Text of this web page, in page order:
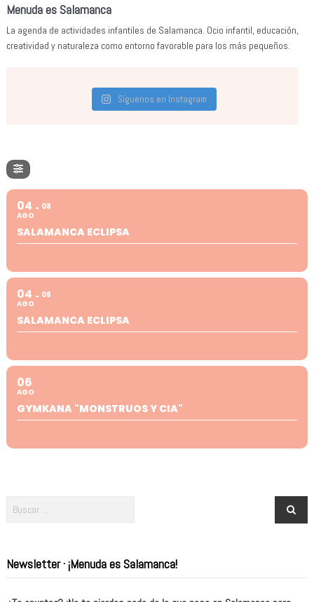
Menuda es Salamanca
La agenda de actividades infantiles de Salamanca. Ocio infantil, educación,
creatividad y naturaleza como entorno favorable para los más pequeños.
Síguenos en Instagram
04
AGO
08
SALAMANCA ECLIPSA
04
AGO
08
SALAMANCA ECLIPSA
06
AGO
GYMKANA "MONSTRUOS Y CIA"
Newsletter · ¡Menuda es Salamanca!